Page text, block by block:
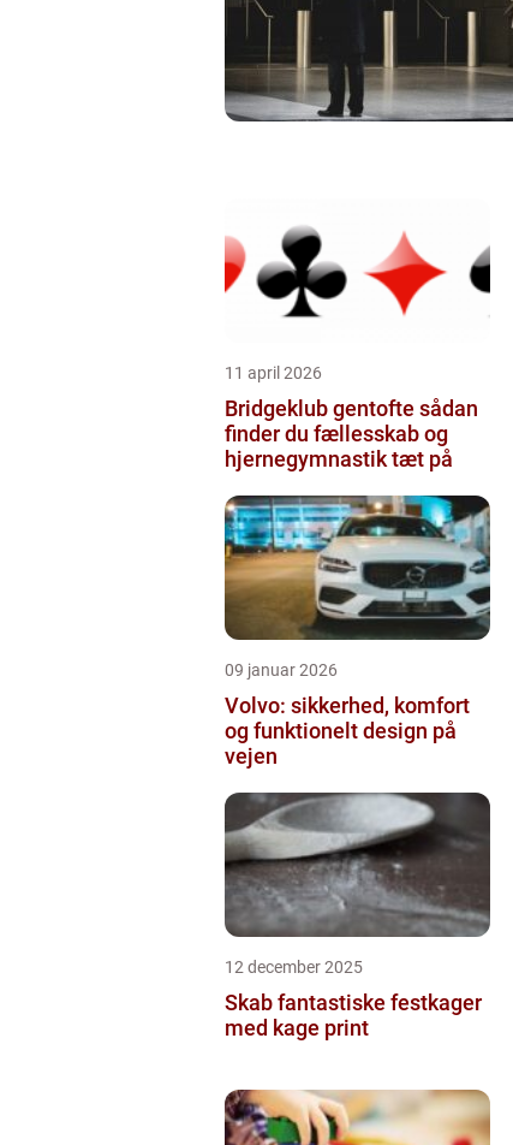
11 april 2026
Bridgeklub gentofte sådan
finder du fællesskab og
hjernegymnastik tæt på
09 januar 2026
Volvo: sikkerhed, komfort
og funktionelt design på
vejen
12 december 2025
Skab fantastiske festkager
med kage print